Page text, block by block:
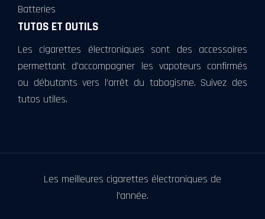
Batteries
TUTOS ET OUTILS
Les cigarettes électroniques sont des accessoires
permettant d’accompagner les vapoteurs confirmés
ou débutants vers l’arrêt du tabagisme. Suivez des
tutos utiles.
Les meilleures cigarettes électroniques de
l’année.